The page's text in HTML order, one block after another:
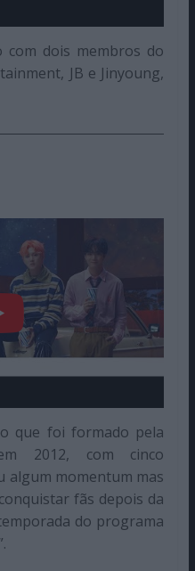
com dois membros do
JB e Jinyoung,
que foi formado pela
2012, com cinco
algum momentum mas
fãs depois da
do programa